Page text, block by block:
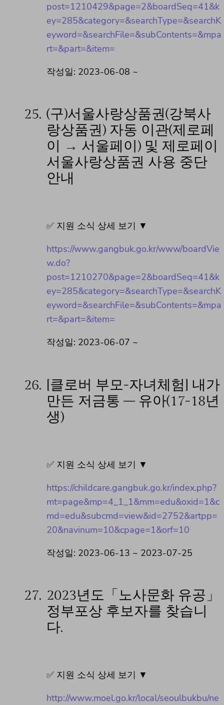
post=1210429&page=2&boardSeq=41&k
ey=285&category=&searchType=&searchK
eyword=&searchFile=&subContents=&mpa
rt=&part=&item=
작성일: 2023-06-08 ~
25. (구)서울사랑상품권(강북사
랑상품권) 자동 이관(제로페
이 → 서울페이) 및 제로페이
서울사랑상품권 사용 중단
안내
✅ 지원 소식 상세 보기 ▼
https://www.gangbuk.go.kr/www/boardVie
w.do?
post=1210270&page=2&boardSeq=41&k
ey=285&category=&searchType=&searchK
eyword=&searchFile=&subContents=&mpa
rt=&part=&item=
작성일: 2023-06-07 ~
26. [클로버 부모-자녀체험] 내가
만든 저금통 – 유아(17-18년
생)
✅ 지원 소식 상세 보기 ▼
https://childcare.gangbuk.go.kr/index.php?
mt=page&mp=4_1_1&mm=edu&oxid=1&c
md=edu&subcmd=view&id=2752&artpp=
20&navinum=10&cpage=1&orf=10
작성일: 2023-06-13 ~ 2023-07-25
27. 2023년도「노사문화 유공」
정부포상 후보자를 찾습니
다.
✅ 지원 소식 상세 보기 ▼
http://www.moel.go.kr/local/seoulbukbu/ne